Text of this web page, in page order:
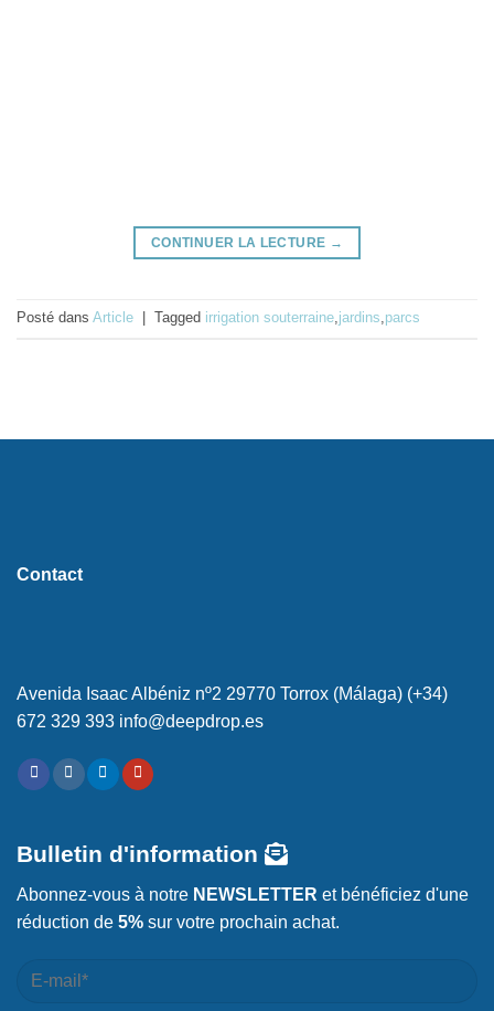
CONTINUER LA LECTURE →
Posté dans Article Tagged irrigation souterraine,jardins,parcs
Contact
Avenida Isaac Albéniz nº2 29770 Torrox (Málaga) (+34)
672 329 393 info@deepdrop.es
Bulletin d'information
Abonnez-vous à notre NEWSLETTER et bénéficiez d'une
réduction de 5% sur votre prochain achat.